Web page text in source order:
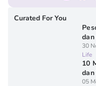
Curated For You
30
Life
10
05